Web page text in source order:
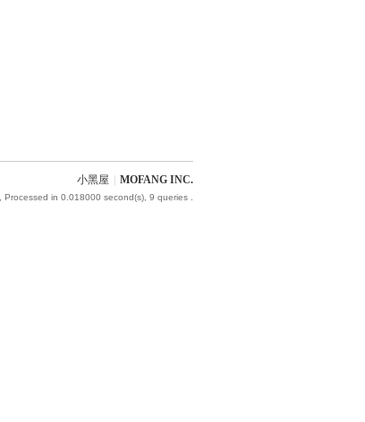
小黑屋 MOFANG INC.
, Processed in 0.018000 second(s), 9 queries .